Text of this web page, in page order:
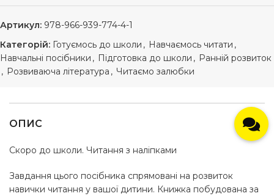
Артикул: 978-966-939-774-4-1
Категорій: Готуємось до школи , Навчаємось читати ,
Навчальні посібники , Підготовка до школи , Ранній розвиток
, Розвиваюча література , Читаємо залюбки
ОПИС
Скоро до школи. Читання з наліпками
Завдання цього посібника спрямовані на розвиток
навички читання у вашої дитини. Книжка побудована за